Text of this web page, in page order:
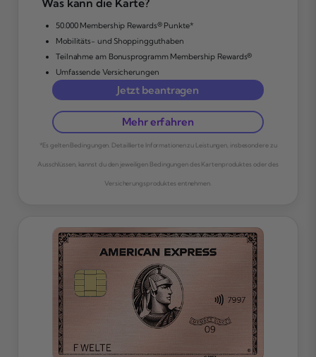
50.000 Membership Rewards® Punkte*
Mobilitäts- und Shoppingguthaben
Teilnahme am Bonusprogramm Membership Rewards®
Umfassende Versicherungen
Jetzt beantragen
Mehr erfahren
*Es gelten Bedingungen. Detaillierte Informationen zu Leistungen, insbesondere zu
Ausschlüssen, kannst du den jeweiligen Bedingungen des Kartenproduktes oder des
Versicherungsproduktes entnehmen.